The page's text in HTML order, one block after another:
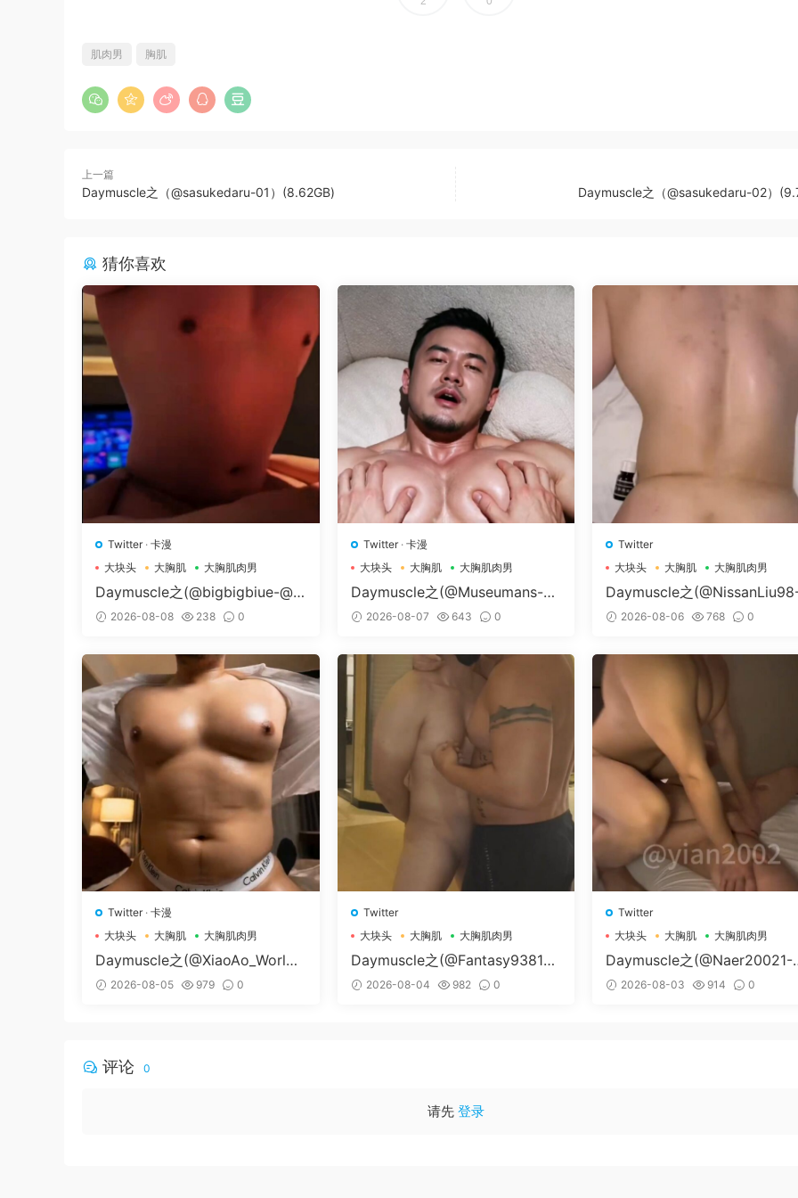
肌肉男 胸肌
上一篇
Daymuscle之（@sasukedaru-01）(8.62GB) Daymuscle之（@sasukedaru-02）
猜你喜欢
Twitter· 卡漫
大块头
大胸肌 大胸肌肉男
Daymuscle之(@bigbigbiue-@B
Bb）2026-08-08 238 0
Twitter· 卡漫
大块头
大胸肌 大胸肌肉男
Daymuscle之(@Museumans-@
Museuman）
2026-08-07 643 0
Twitter
大块头
大胸肌 大胸肌肉男
Daymuscle之
Nissan98）
2026-08-06 768 0
Twitter· 卡漫
大块头
大胸肌 大胸肌肉男
Daymuscle之(@XiaoAo_World-
@XiaoAo.art）
2026-08-05 979 0
Twitter
大块头
大胸肌 大胸肌肉男
Daymuscle之(@Fantasy938155
79-@孔控Kong）
2026-08-04 982 0
Twitter
大块头
大胸肌 大胸肌肉男
Daymuscle之(@Naer20021-
纳尔）
2026-08-03 914 0
评论 0
请先 登录